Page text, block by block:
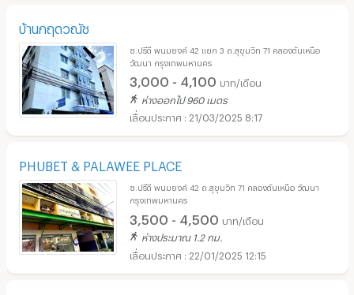
บ้านกฤดวณัช
ซ.ปรีดี พนมยงค์ 42 แยก 3 ถ.สุขุมวิท 71 คลองตันเหนือ
วัฒนา กรุงเทพมหานคร
3,000 - 4,100 บาท/เดือน
ห่างออกไป 960 เมตร
21/03/2025 8:17
PHUBET & PALAWEE PLACE
ซ.ปรีดี พนมยงค์ 42 ถ.สุขุมวิท 71 คลองตันเหนือ วัฒนา
กรุงเทพมหานคร
3,500 - 4,500 บาท/เดือน
ห่างประมาณ 1.2 กม.
22/01/2025 12:15